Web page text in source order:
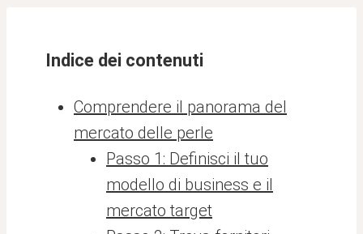
Indice dei contenuti
Comprendere il panorama del
mercato delle perle
Passo 1: Definisci il tuo
modello di business e il
mercato target